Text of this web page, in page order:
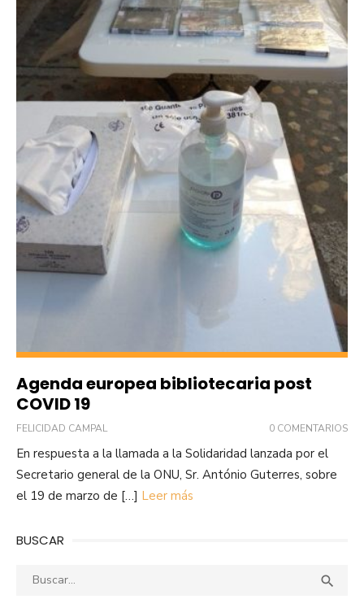
Agenda europea bibliotecaria post
COVID 19
FELICIDAD CAMPAL 0 COMENTARIOS
En respuesta a la llamada a la Solidaridad lanzada por el
Secretario general de la ONU, Sr. António Guterres, sobre
el 19 de marzo de […] Leer más
BUSCAR
Buscar: 